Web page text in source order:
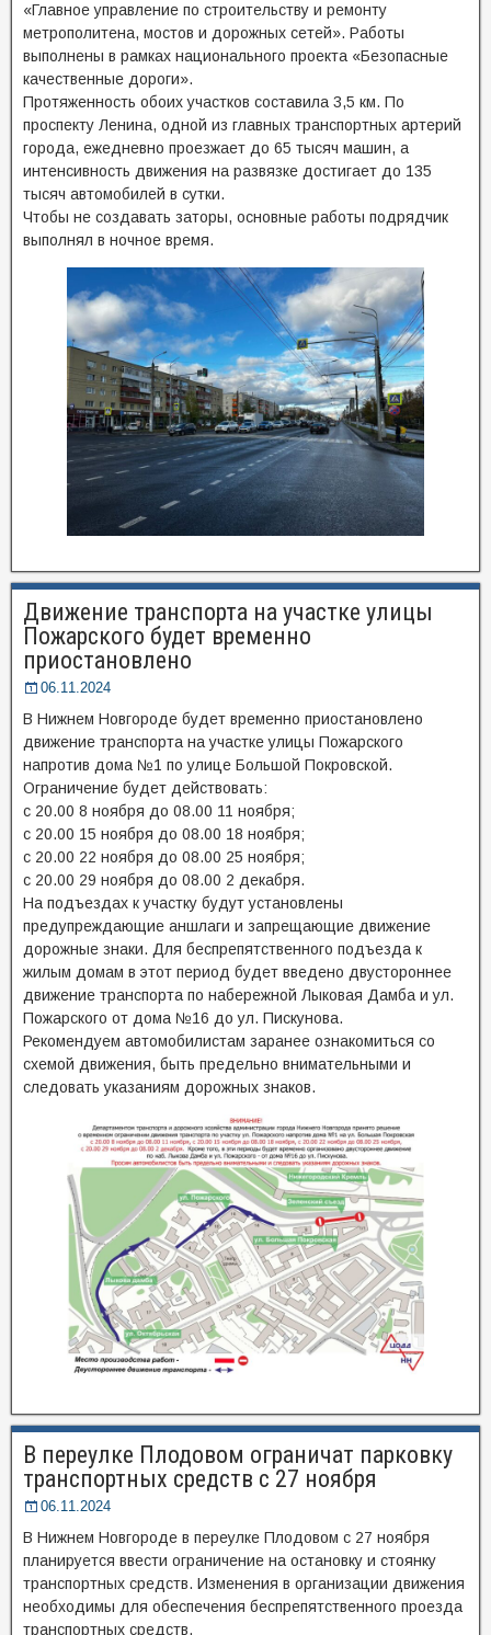
«Главное управление по строительству и ремонту
метрополитена, мостов и дорожных сетей». Работы
выполнены в рамках национального проекта «Безопасные
качественные дороги».
Протяженность обоих участков составила 3,5 км. По
проспекту Ленина, одной из главных транспортных артерий
города, ежедневно проезжает до 65 тысяч машин, а
интенсивность движения на развязке достигает до 135
тысяч автомобилей в сутки.
Чтобы не создавать заторы, основные работы подрядчик
выполнял в ночное время.
Движение транспорта на участке улицы
Пожарского будет временно
приостановлено
06.11.2024
В Нижнем Новгороде будет временно приостановлено
движение транспорта на участке улицы Пожарского
напротив дома №1 по улице Большой Покровской.
Ограничение будет действовать:
с 20.00 8 ноября до 08.00 11 ноября;
с 20.00 15 ноября до 08.00 18 ноября;
с 20.00 22 ноября до 08.00 25 ноября;
с 20.00 29 ноября до 08.00 2 декабря.
На подъездах к участку будут установлены
предупреждающие аншлаги и запрещающие движение
дорожные знаки. Для беспрепятственного подъезда к
жилым домам в этот период будет введено двустороннее
движение транспорта по набережной Лыковая Дамба и ул.
Пожарского от дома №16 до ул. Пискунова.
Рекомендуем автомобилистам заранее ознакомиться со
схемой движения, быть предельно внимательными и
следовать указаниям дорожных знаков.
В переулке Плодовом ограничат парковку
транспортных средств с 27 ноября
06.11.2024
В Нижнем Новгороде в переулке Плодовом с 27 ноября
планируется ввести ограничение на остановку и стоянку
транспортных средств. Изменения в организации движения
необходимы для обеспечения беспрепятственного проезда
транспортных средств.